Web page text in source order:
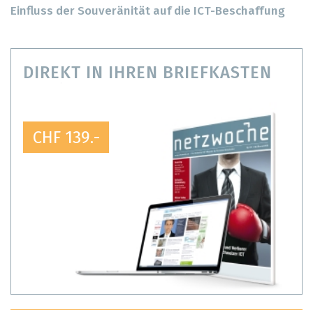
Einfluss der Souveränität auf die ICT-Beschaffung
DIREKT IN IHREN BRIEFKASTEN
CHF 139.-